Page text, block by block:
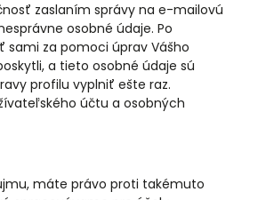
zaslaním správy na e-mailovú
osobné údaje. Po
za pomoci úprav Vášho
a tieto osobné údaje sú
profilu vyplniť ešte raz.
účtu a osobných
máte právo proti takémuto